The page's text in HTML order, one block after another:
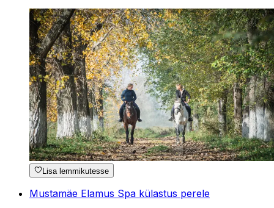
Lisa lemmikutesse
Mustamäe Elamus Spa külastus perele